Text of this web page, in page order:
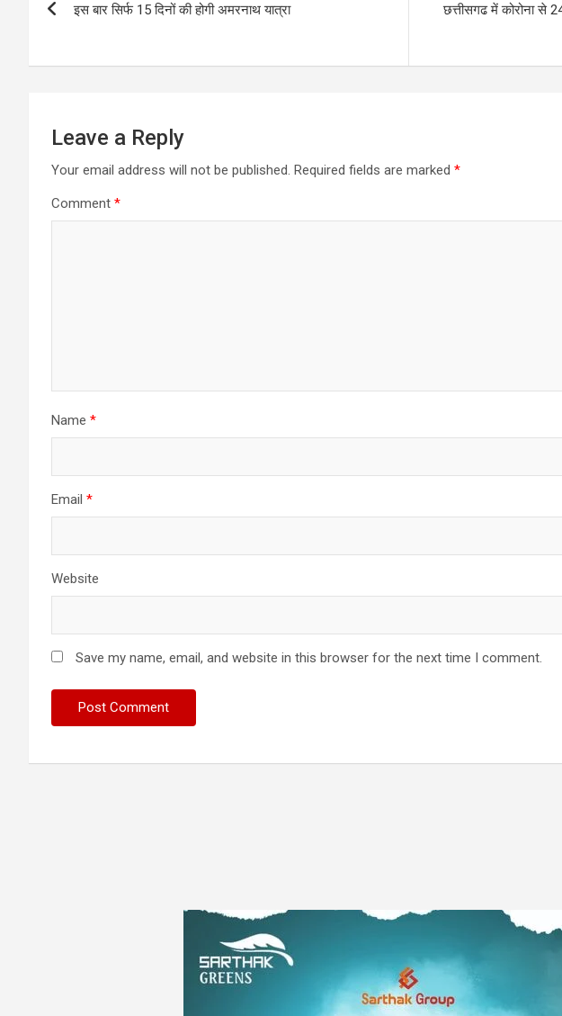
navigation
इस बार सिर्फ 15 दिनों की होगी अमरनाथ यात्रा
छत्तीसगढ में कोरोना से
Leave a Reply
Your email address will not be published. Required fields are marked *
Comment *
Name *
Email *
Website
Save my name, email, and website in this browser for the next time I comment.